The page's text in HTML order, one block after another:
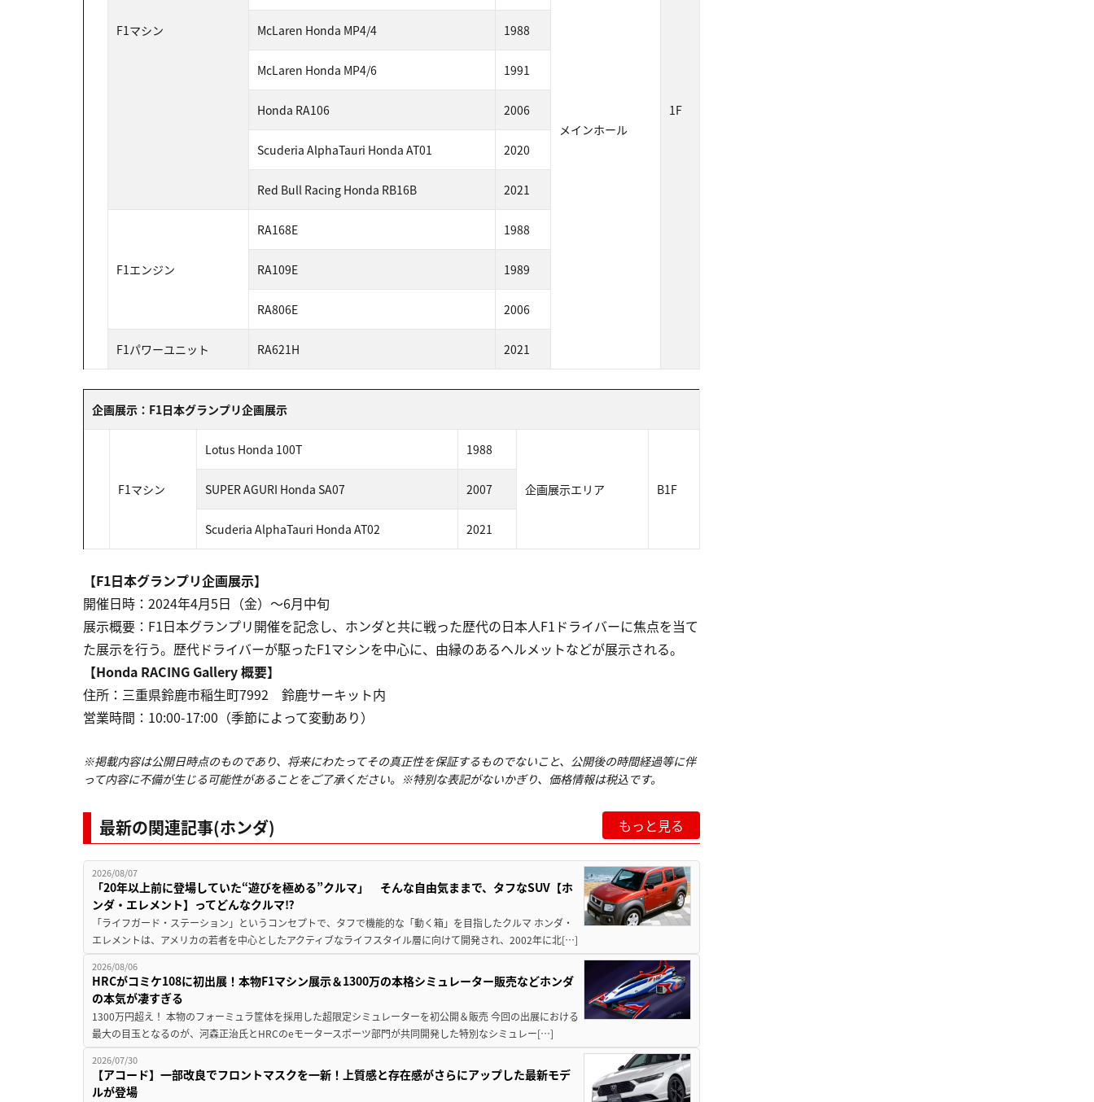
F1マシン
1F
メインホール
McLaren Honda MP4/4 1988
McLaren Honda MP4/6 1991
Honda RA106 2006
Scuderia AlphaTauri Honda AT01 2020
Red Bull Racing Honda RB16B 2021
F1エンジン
RA168E 1988
RA109E 1989
RA806E 2006
F1パワーユニット RA621H 2021
企画展示：F1日本グランプリ企画展示
F1マシン
Lotus Honda 100T 1988
企画展示エリア B1F
SUPER AGURI Honda SA07 2007
Scuderia AlphaTauri Honda AT02 2021
【F1日本グランプリ企画展示】
開催日時：2024年4月5日（金）～6月中旬
展示概要：F1日本グランプリ開催を記念し、ホンダと共に戦った歴代の日本人F1ドライバーに焦点を当て
た展示を行う。歴代ドライバーが駆ったF1マシンを中心に、由縁のあるヘルメットなどが展示される。
【Honda RACING Gallery 概要】
住所：三重県鈴鹿市稲生町7992 鈴鹿サーキット内
営業時間：10:00-17:00（季節によって変動あり）
※掲載内容は公開日時点のものであり、将来にわたってその真正性を保証するものでないこと、公開後の時間経過等に伴
って内容に不備が生じる可能性があることをご了承ください。※特別な表記がないかぎり、価格情報は税込です。
最新の関連記事(ホンダ) もっと見る
2026/08/07
「20年以上前に登場していた“遊びを極める”クルマ」 そんな自由気ままで、タフなSUV【ホ
ンダ・エレメント】ってどんなクルマ⁉︎
「ライフガード・ステーション」というコンセプトで、タフで機能的な「動く箱」を目指したクルマ ホンダ・
エレメントは、アメリカの若者を中心としたアクティブなライフスタイル層に向けて開発され、2002年に北[…]
2026/08/06
HRCがコミケ108に初出展！本物F1マシン展示＆1300万の本格シミュレーター販売などホンダ
の本気が凄すぎる
1300万円超え！ 本物のフォーミュラ筐体を採用した超限定シミュレーターを初公開＆販売 今回の出展における
最大の目玉となるのが、河森正治氏とHRCのeモータースポーツ部門が共同開発した特別なシミュレー[…]
2026/07/30
【アコード】一部改良でフロントマスクを一新！上質感と存在感がさらにアップした最新モデ
ルが登場